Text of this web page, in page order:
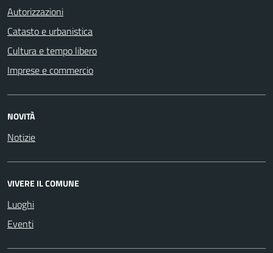
Autorizzazioni
Catasto e urbanistica
Cultura e tempo libero
Imprese e commercio
NOVITÀ
Notizie
VIVERE IL COMUNE
Luoghi
Eventi